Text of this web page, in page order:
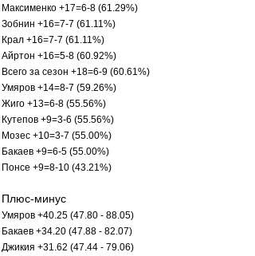
Максименко +17=6-8 (61.29%)
Зобнин +16=7-7 (61.11%)
Крал +16=7-7 (61.11%)
Айртон +16=5-8 (60.92%)
Всего за сезон +18=6-9 (60.61%)
Умяров +14=8-7 (59.26%)
Жиго +13=6-8 (55.56%)
Кутепов +9=3-6 (55.56%)
Мозес +10=3-7 (55.00%)
Бакаев +9=6-5 (55.00%)
Понсе +9=8-10 (43.21%)
Плюс-минус
Умяров +40.25 (47.80 - 88.05)
Бакаев +34.20 (47.88 - 82.07)
Джикия +31.62 (47.44 - 79.06)